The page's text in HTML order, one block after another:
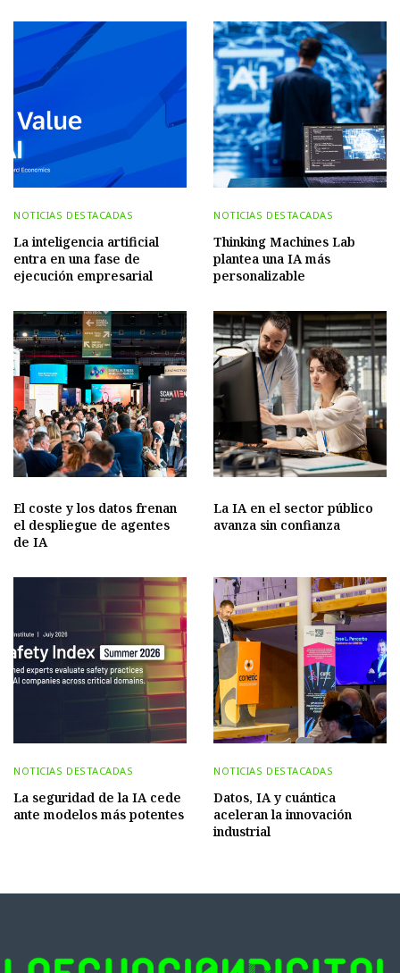
NOTICIAS DESTACADAS
La inteligencia artificial
entra en una fase de
ejecución empresarial
NOTICIAS DESTACADAS
Thinking Machines Lab
plantea una IA más
personalizable
El coste y los datos frenan
el despliegue de agentes
de IA
La IA en el sector público
avanza sin confianza
NOTICIAS DESTACADAS
La seguridad de la IA cede
ante modelos más potentes
NOTICIAS DESTACADAS
Datos, IA y cuántica
aceleran la innovación
industrial